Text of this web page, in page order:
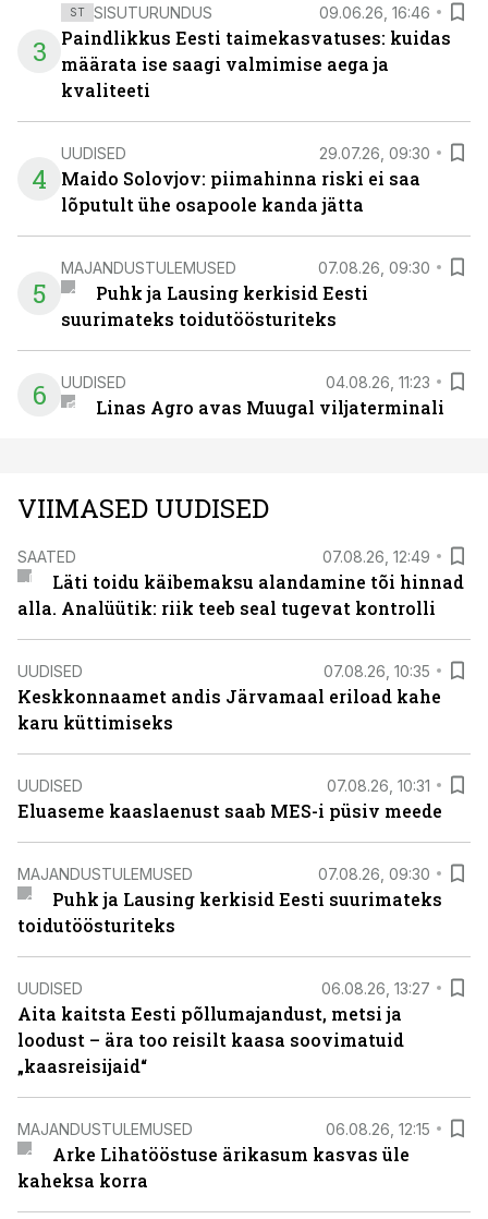
3
ST SISUTURUNDUS 09.06.26, 16:46
Paindlikkus Eesti taimekasvatuses: kuidas
määrata ise saagi valmimise aega ja
kvaliteeti
4
UUDISED 29.07.26, 09:30
Maido Solovjov: piimahinna riski ei saa
lõputult ühe osapoole kanda jätta
5
MAJANDUSTULEMUSED 07.08.26, 09:30
Puhk ja Lausing kerkisid Eesti
suurimateks toidutöösturiteks
6 UUDISED 04.08.26, 11:23
Linas Agro avas Muugal viljaterminali
VIIMASED UUDISED
SAATED 07.08.26, 12:49
Läti toidu käibemaksu alandamine tõi hinnad
alla. Analüütik: riik teeb seal tugevat kontrolli
UUDISED 07.08.26, 10:35
Keskkonnaamet andis Järvamaal eriload kahe
karu küttimiseks
UUDISED 07.08.26, 10:31
Eluaseme kaaslaenust saab MES-i püsiv meede
MAJANDUSTULEMUSED 07.08.26, 09:30
Puhk ja Lausing kerkisid Eesti suurimateks
toidutöösturiteks
UUDISED 06.08.26, 13:27
Aita kaitsta Eesti põllumajandust, metsi ja
loodust – ära too reisilt kaasa soovimatuid
„kaasreisijaid“
MAJANDUSTULEMUSED 06.08.26, 12:15
Arke Lihatööstuse ärikasum kasvas üle
kaheksa korra